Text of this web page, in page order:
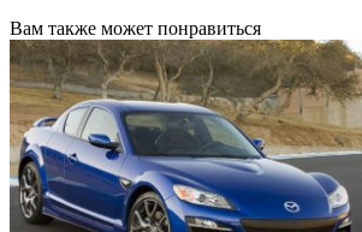
Вам также может понравиться